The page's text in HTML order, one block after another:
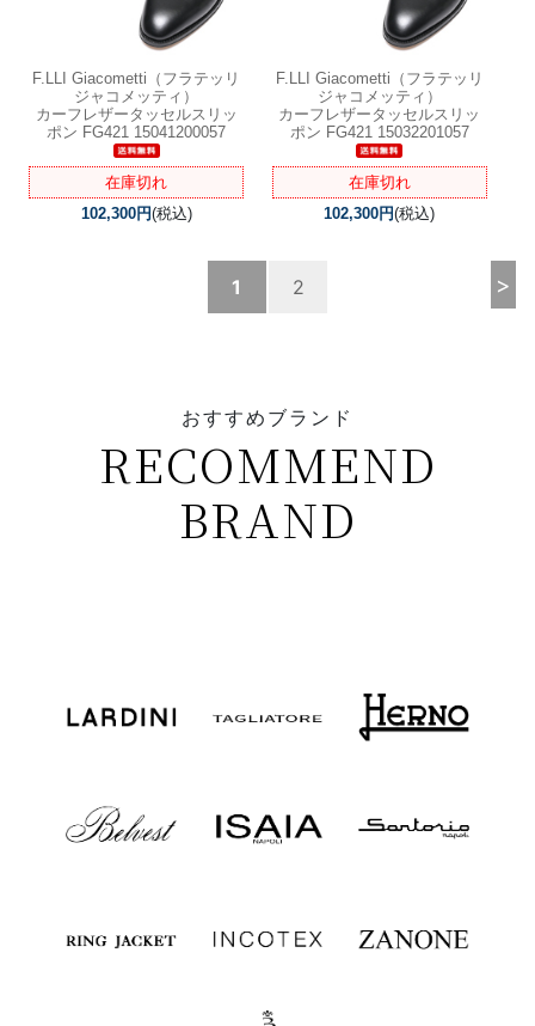
F.LLI Giacometti（フラテッリ
ジャコメッティ）
カーフレザータッセルスリッ
ポン FG421 15041200057
在庫切れ
102,300円(税込)
F.LLI Giacometti（フラテッリ
ジャコメッティ）
カーフレザータッセルスリッ
ポン FG421 15032201057
在庫切れ
102,300円(税込)
>
1 2
おすすめブランド
RECOMMEND
BRAND